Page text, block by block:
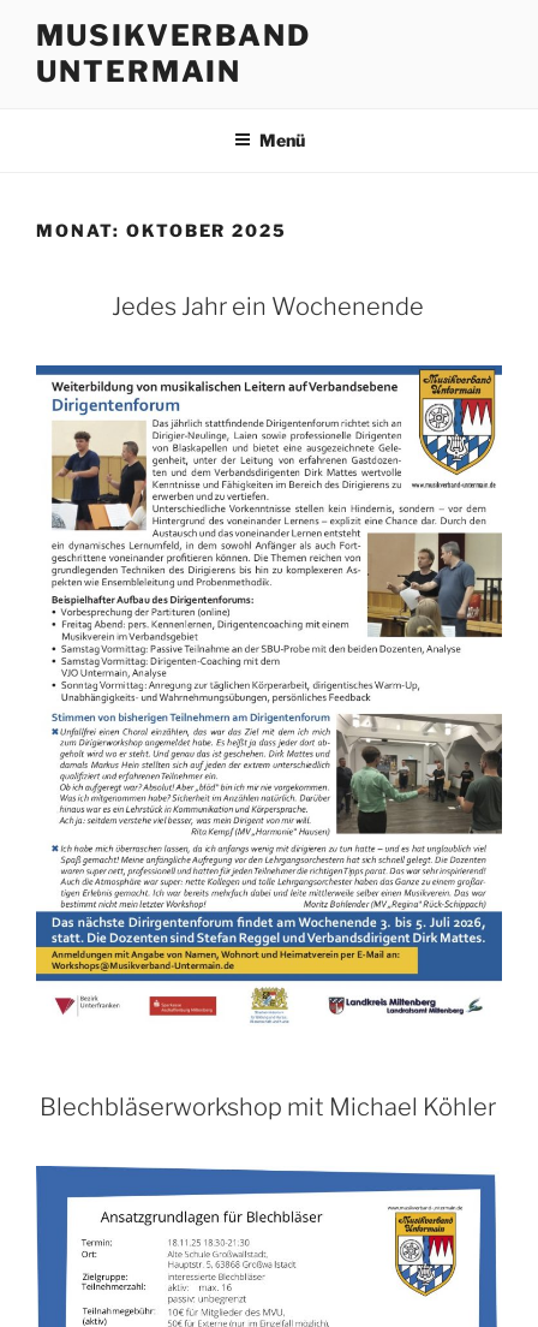
Inhalt
springen
MUSIKVERBAND
UNTERMAIN
Menü
MONAT: OKTOBER 2025
Jedes Jahr ein Wochenende
Blechbläserworkshop mit Michael Köhler